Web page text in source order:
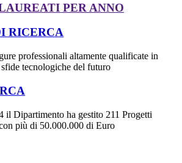
PER ANNO
RICERCA
professionali altamente qualificate in
tecnologiche del futuro
il Dipartimento ha gestito 211 Progetti
più di 50.000.000 di Euro